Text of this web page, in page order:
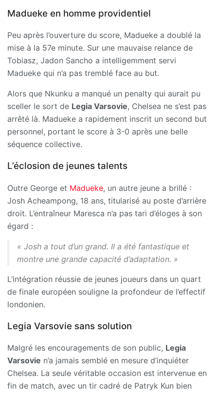
Madueke en homme providentiel
Peu après l’ouverture du score, Madueke a doublé la
mise à la 57e minute. Sur une mauvaise relance de
Tobiasz, Jadon Sancho a intelligemment servi
Madueke qui n’a pas tremblé face au but.
Alors que Nkunku a manqué un penalty qui aurait pu
sceller le sort de Legia Varsovie, Chelsea ne s’est pas
arrêté là. Madueke a rapidement inscrit un second but
personnel, portant le score à 3-0 après une belle
séquence collective.
L’éclosion de jeunes talents
Outre George et Madueke, un autre jeune a brillé :
Josh Acheampong, 18 ans, titularisé au poste d’arrière
droit. L’entraîneur Maresca n’a pas tari d’éloges à son
égard :
« Josh a tout d’un grand. Il a été fantastique et
montre une grande capacité d’adaptation. »
L’intégration réussie de jeunes joueurs dans un quart
de finale européen souligne la profondeur de l’effectif
londonien.
Legia Varsovie sans solution
Malgré les encouragements de son public, Legia
Varsovie n’a jamais semblé en mesure d’inquiéter
Chelsea. La seule véritable occasion est intervenue en
fin de match, avec un tir cadré de Patryk Kun bien